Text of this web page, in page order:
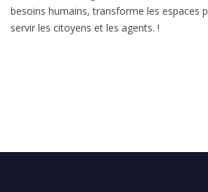
besoins humains, transforme les espaces
servir les citoyens et les agents. !